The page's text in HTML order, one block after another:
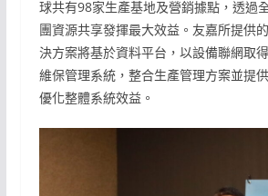
球共有98家生產基地及營銷據點，透過
團資源共享發揮最大效益。友嘉所提供
決方案將基於資料平台，以設備聯網取
維保管理系統，整合生產管理方案並提
優化整體系統效益。